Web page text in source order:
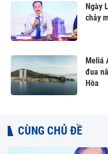
Ngày
chảy
Meliá
đua
Hòa
CÙNG CHỦ ĐỀ